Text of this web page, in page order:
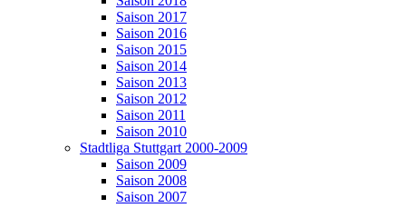
Saison 2017
Saison 2016
Saison 2015
Saison 2014
Saison 2013
Saison 2012
Saison 2011
Saison 2010
Stadtliga Stuttgart 2000-2009
Saison 2009
Saison 2008
Saison 2007